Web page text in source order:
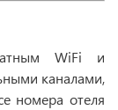
WiFi и
каналами,
номера отеля